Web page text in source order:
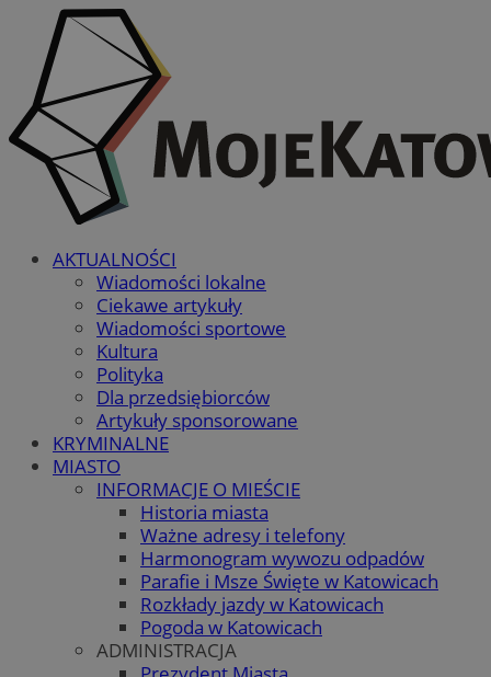
AKTUALNOŚCI
Wiadomości lokalne
Ciekawe artykuły
Wiadomości sportowe
Kultura
Polityka
Dla przedsiębiorców
Artykuły sponsorowane
KRYMINALNE
MIASTO
INFORMACJE O MIEŚCIE
Historia miasta
Ważne adresy i telefony
Harmonogram wywozu odpadów
Parafie i Msze Święte w Katowicach
Rozkłady jazdy w Katowicach
Pogoda w Katowicach
ADMINISTRACJA